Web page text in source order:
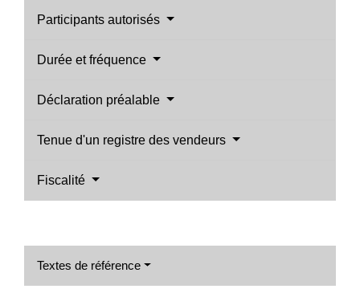
Participants autorisés
Durée et fréquence
Déclaration préalable
Tenue d'un registre des vendeurs
Fiscalité
Textes de référence